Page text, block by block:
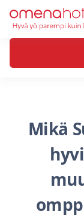
Skip to content
Mikä